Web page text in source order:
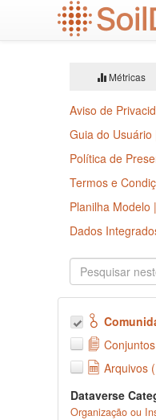
Métricas
Aviso de
Guia do
Política de
Termos e
Planilha Modelo
Dados
Arquivos
Dataverse
Organização ou